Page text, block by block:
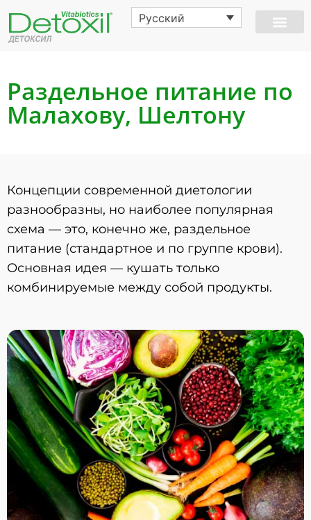
Русский
Раздельное питание по
Малахову, Шелтону
Концепции современной диетологии
разнообразны, но наиболее популярная
схема — это, конечно же, раздельное
питание (стандартное и по группе крови).
Основная идея — кушать только
комбинируемые между собой продукты.